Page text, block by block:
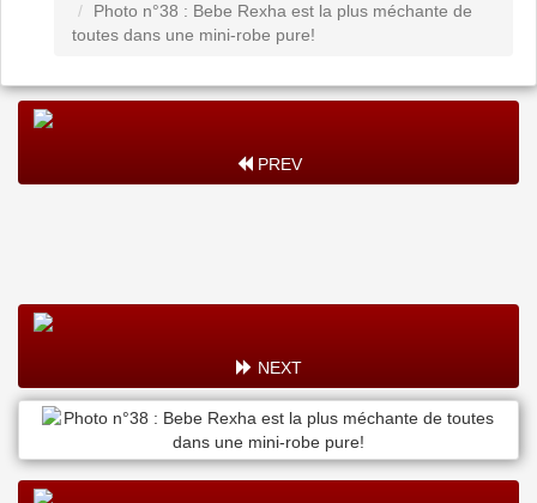
Photo n°38 : Bebe Rexha est la plus méchante de
toutes dans une mini-robe pure!
PREV
NEXT